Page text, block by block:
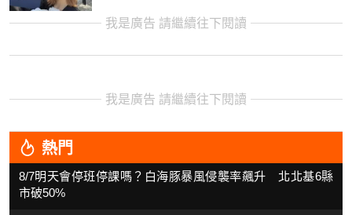
我是廣告 請繼續往下閱讀
我是廣告 請繼續往下閱讀
熱門
8/7明天會停班停課嗎？白海豚暴風侵襲率飆升 北北基6縣
市破50%